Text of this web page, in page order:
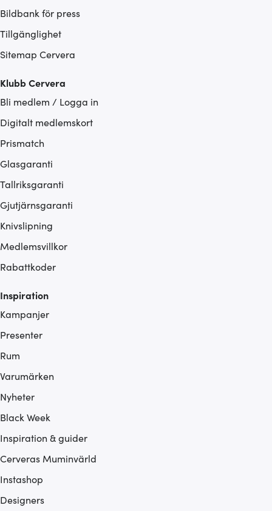
Bildbank för press
Tillgänglighet
Sitemap Cervera
Klubb Cervera
Bli medlem / Logga in
Digitalt medlemskort
Prismatch
Glasgaranti
Tallriksgaranti
Gjutjärnsgaranti
Knivslipning
Medlemsvillkor
Rabattkoder
Inspiration
Kampanjer
Presenter
Rum
Varumärken
Nyheter
Black Week
Inspiration & guider
Cerveras Muminvärld
Instashop
Designers